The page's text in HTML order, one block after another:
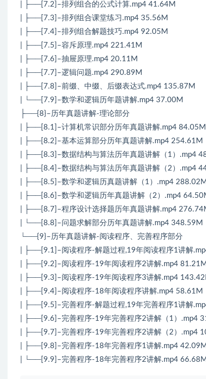
| ├──[7.2]–排列组合的公式计算.mp4 41.64M
| ├──[7.3]–排列组合课堂练习.mp4 35.56M
| ├──[7.4]–排列组合解题技巧.mp4 92.05M
| ├──[7.5]–容斥原理.mp4 221.41M
| ├──[7.6]–抽屉原理.mp4 20.11M
| ├──[7.7]–逻辑问题.mp4 290.89M
| ├──[7.8]–前缀、中缀、后缀表达式.mp4 135.87M
| └──[7.9]–数学和逻辑历年题讲解.mp4 37.00M
├──{8}–历年真题讲解-理论部分
| ├──[8.1]–计算机常识部分历年真题讲解.mp4 84.05M
| ├──[8.2]–基本运算部分历年真题讲解.mp4 254.61M
| ├──[8.3]–数据结构与算法历年真题讲解（1）.mp4
| ├──[8.4]–数据结构与算法历年真题讲解（2）.mp4
| ├──[8.5]–数学和逻辑历真题讲解（1）.mp4 288.02M
| ├──[8.6]–数学和逻辑历年真题讲解（2）.mp4
| ├──[8.7]–程序设计选择题历年真题讲解.mp4
| └──[8.8]–问题求解部分历年真题讲解.mp4 348.59M
└──{9}–历年真题讲解-阅读程序、完善程序部分
| ├──[9.1]–阅读程序-解题过程,19年阅读程序1讲解
| ├──[9.2]–阅读程序-19年阅读程序2讲解.mp4 81.21M
| ├──[9.3]–阅读程序-19年阅读程序3讲解.mp4
| ├──[9.4]–阅读程序-18年阅读程序讲解.mp4 58.61M
| ├──[9.5]–完善程序-解题过程,19年完善程序1讲解
| ├──[9.6]–完善程序-19年完善程序2讲解（1）.mp4
| ├──[9.7]–完善程序-19年完善程序2讲解（2）.mp4
| ├──[9.8]–完善程序-18年完善程序1讲解.mp4 42.09M
| └──[9.9]–完善程序-18年完善程序2讲解.mp4 66.68M